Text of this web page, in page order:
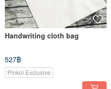
Handwriting cloth bag
527฿
Pinkoi Exclusive